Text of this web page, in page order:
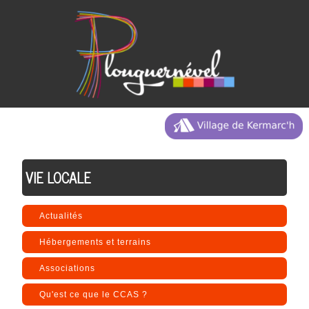
VIE LOCALE
Actualités
Hébergements et terrains
Associations
Qu'est ce que le CCAS ?